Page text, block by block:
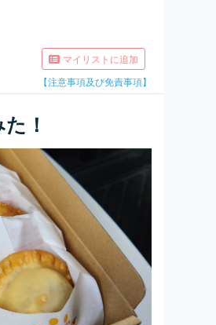
マイリストに追加
【注意事項及び免責事項】
！